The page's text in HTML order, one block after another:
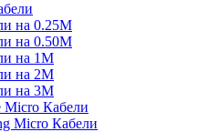
на 0.25М
на 0.50М
на 1М
на 2М
на 3М
Кабели
Micro Кабели